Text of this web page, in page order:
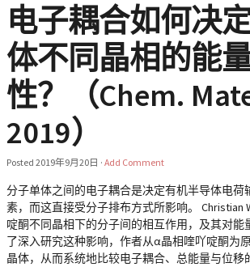
电子耦合如何决
体不同晶相的能
性？（Chem.
2019）
Posted 2019年9月20日 · Add Comment
分子单体之间的电子耦合是决定有机半导体电荷
素，而这直接受分子排布方式所影响。 Christian
啶酮不同晶相下的分子间的相互作用，及其对能
了深入研究这种影响，作者从α晶相喹吖啶酮为
晶体，从而系统地比较电子耦合、总能量与位移